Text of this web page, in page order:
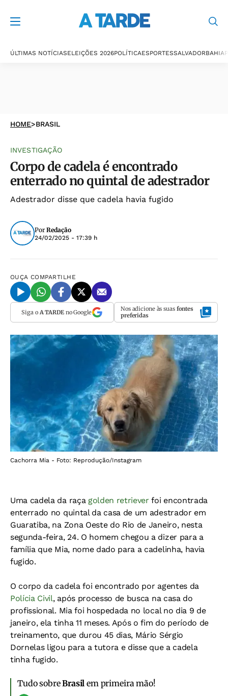
ÚLTIMAS NOTÍCIASELEIÇÕES 2026POLÍTICAESPORTESSALVADORBAHIA
HOME>BRASIL
INVESTIGAÇÃO
Corpo de cadela é encontrado
enterrado no quintal de adestrador
Adestrador disse que cadela havia fugido
Por Redação
24/02/2025 - 17:39 h
OUÇA COMPARTILHE
Siga o A TARDEno Google Nos adicione às suas fontes
preferidas
Cachorra Mia - Foto: Reprodução/Instagram
Uma cadela da raça golden retriever foi encontrada
enterrado no quintal da casa de um adestrador em
Guaratiba, na Zona Oeste do Rio de Janeiro, nesta
segunda-feira, 24. O homem chegou a dizer para a
família que Mia, nome dado para a cadelinha, havia
fugido.
O corpo da cadela foi encontrado por agentes da
Polícia Civil, após processo de busca na casa do
profissional. Mia foi hospedada no local no dia 9 de
janeiro, ela tinha 11 meses. Após o fim do período de
treinamento, que durou 45 dias, Mário Sérgio
Dornelas ligou para a tutora e disse que a cadela
tinha fugido.
Tudo sobreBrasil em primeira mão!